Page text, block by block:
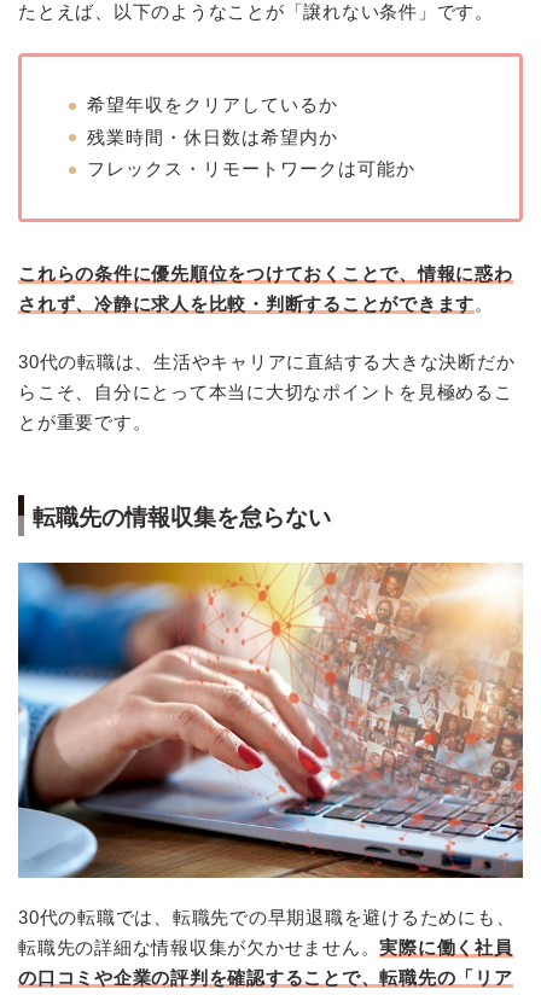
たとえば、以下のようなことが「譲れない条件」です。
希望年収をクリアしているか
残業時間・休日数は希望内か
フレックス・リモートワークは可能か
これらの条件に優先順位をつけておくことで、情報に惑わ
されず、冷静に求人を比較・判断することができます。
30代の転職は、生活やキャリアに直結する大きな決断だか
らこそ、自分にとって本当に大切なポイントを見極めるこ
とが重要です。
転職先の情報収集を怠らない
30代の転職では、転職先での早期退職を避けるためにも、
転職先の詳細な情報収集が欠かせません。実際に働く社員
の口コミや企業の評判を確認することで、転職先の「リア